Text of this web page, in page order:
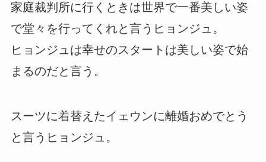
家庭裁判所に行くときは世界で一番美しい姿
で堂々を行ってくれと言うヒョンジュ。
ヒョンジュは幸せのスタートは美しい姿で始
まるのだと言う。
スーツに着替えたイェウンに離婚おめでとう
と言うヒョンジュ。